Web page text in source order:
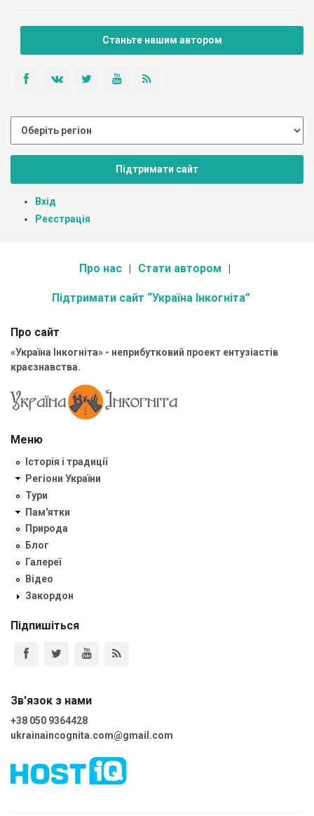
Станьте нашим автором
Підтримати сайт
Вхід
Реєстрація
Про нас Стати автором
Підтримати сайт “Україна Інкогніта”
Про сайт
«Україна Інкогніта» - неприбутковий проект ентузіастів
краєзнавства.
Меню
Історія і традиції
Регіони України
Тури
Пам'ятки
Природа
Блог
Галереї
Відео
Закордон
Підпишіться
Зв'язок з нами
+38 050 9364428
ukrainaincognita.com@gmail.com